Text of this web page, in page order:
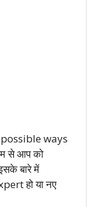
possible ways
से आप को
बारे में
हो या नए